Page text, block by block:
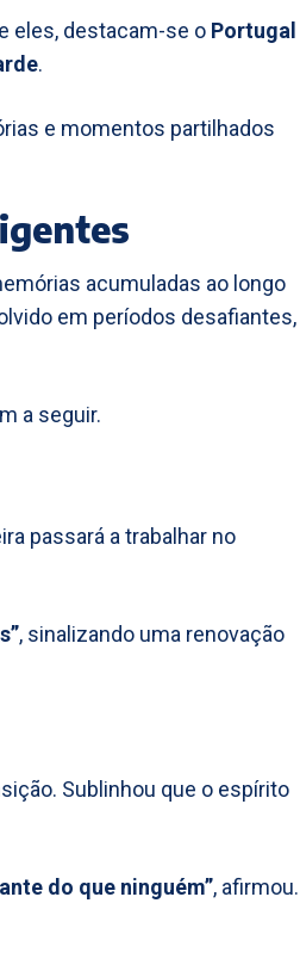
eles, destacam-se o Portugal
.
e momentos partilhados
acumuladas ao longo
em períodos desafiantes,
a seguir.
passará a trabalhar no
, sinalizando uma renovação
Sublinhou que o espírito
do que ninguém”, afirmou.